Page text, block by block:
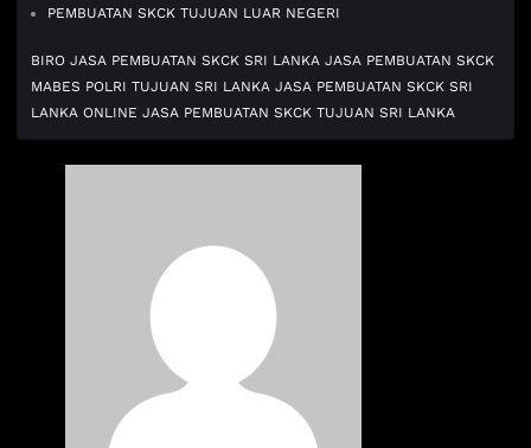
PEMBUATAN SKCK TUJUAN LUAR NEGERI
BIRO JASA PEMBUATAN SKCK SRI LANKA JASA PEMBUATAN SKCK
MABES POLRI TUJUAN SRI LANKA JASA PEMBUATAN SKCK SRI
LANKA ONLINE JASA PEMBUATAN SKCK TUJUAN SRI LANKA